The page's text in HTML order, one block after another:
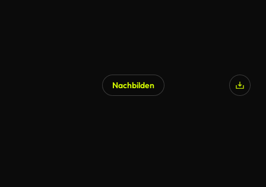
Nachbilden